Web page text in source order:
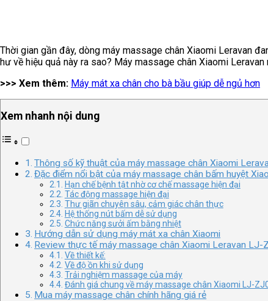
Thời gian gần đây, dòng máy massage chân Xiaomi Leravan
hư về hiệu quả này ra sao? Máy massage chân Xiaomi
>>> Xem thêm: Máy mát xa chân cho bà bầu giúp dễ ngủ hơn
Xem nhanh nội dung
Thông số kỹ thuật của máy massage chân Xiaomi
Đặc điểm nổi bật của máy massage chân bấm huyệt
Hạn chế bệnh tật nhờ cơ chế massage hiện đại
Tác động massage hiện đại
Thư giãn chuyên sâu, cảm giác chân thực
Hệ thống nút bấm dễ sử dụng
Chức năng sưởi ấm bằng nhiệt
Hướng dẫn sử dụng máy mát xa chân Xiaomi
Review thực tế máy massage chân Xiaomi Leravan
Về thiết kế:
Về độ ồn khi sử dụng
Trải nghiệm massage của máy
Đánh giá chung về máy massage chân Xiaomi LJ-
Mua máy massage chân chính hãng giá rẻ